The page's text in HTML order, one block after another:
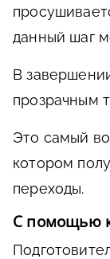
данный шаг
В
прозрачным
Это самый
котором
переходы.
С помощью